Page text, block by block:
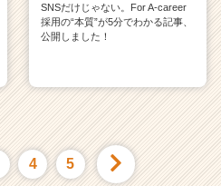
SNSだけじゃない。For A-career
採用の“本質”が5分でわかる記事、
公開しました！
4 5